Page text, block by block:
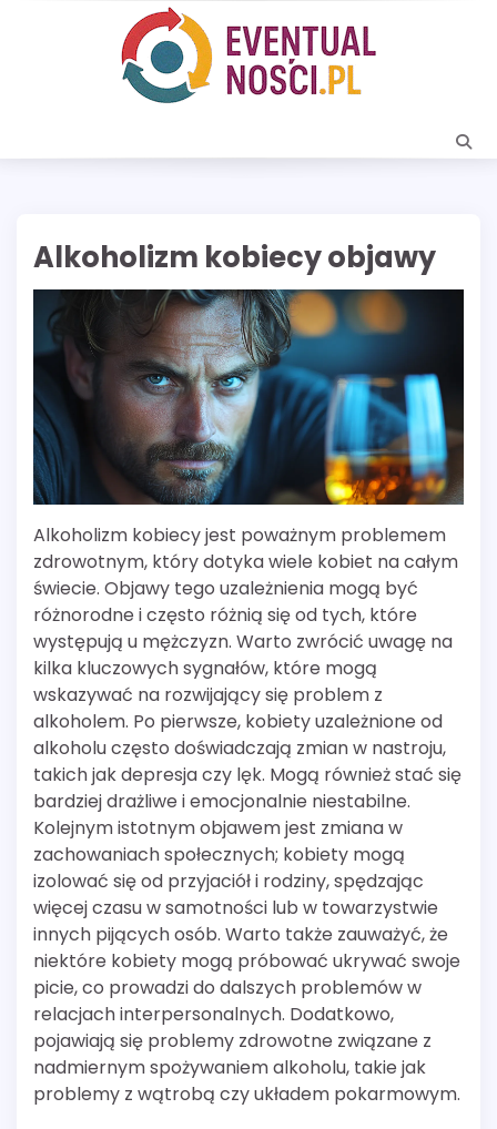
Alkoholizm kobiecy objawy
Alkoholizm kobiecy jest poważnym problemem
zdrowotnym, który dotyka wiele kobiet na całym
świecie. Objawy tego uzależnienia mogą być
różnorodne i często różnią się od tych, które
występują u mężczyzn. Warto zwrócić uwagę na
kilka kluczowych sygnałów, które mogą
wskazywać na rozwijający się problem z
alkoholem. Po pierwsze, kobiety uzależnione od
alkoholu często doświadczają zmian w nastroju,
takich jak depresja czy lęk. Mogą również stać się
bardziej drażliwe i emocjonalnie niestabilne.
Kolejnym istotnym objawem jest zmiana w
zachowaniach społecznych; kobiety mogą
izolować się od przyjaciół i rodziny, spędzając
więcej czasu w samotności lub w towarzystwie
innych pijących osób. Warto także zauważyć, że
niektóre kobiety mogą próbować ukrywać swoje
picie, co prowadzi do dalszych problemów w
relacjach interpersonalnych. Dodatkowo,
pojawiają się problemy zdrowotne związane z
nadmiernym spożywaniem alkoholu, takie jak
problemy z wątrobą czy układem pokarmowym.